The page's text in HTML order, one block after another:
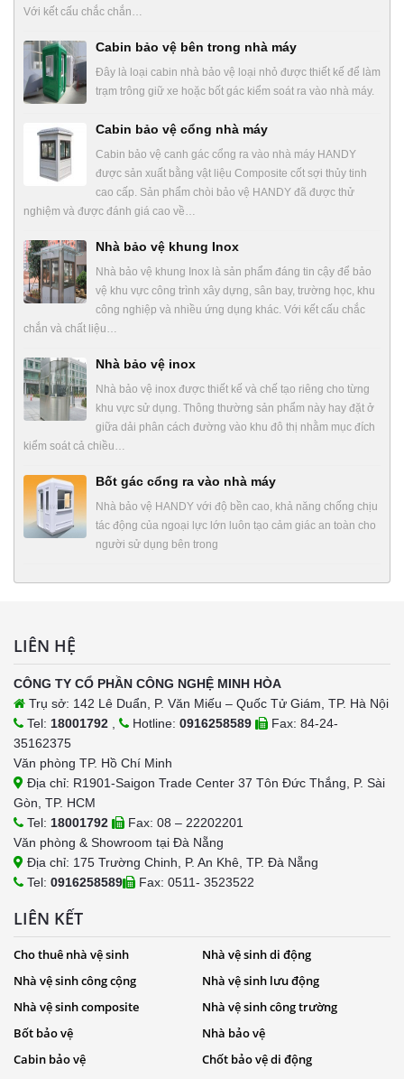
Với kết cấu chắc chắn…
Cabin bảo vệ bên trong nhà máy
Đây là loại cabin nhà bảo vệ loại nhỏ được thiết kế để làm
trạm trông giữ xe hoặc bốt gác kiểm soát ra vào nhà máy.
Cabin bảo vệ cổng nhà máy
Cabin bảo vệ canh gác cổng ra vào nhà máy HANDY
được sản xuất bằng vật liệu Composite cốt sợi thủy tinh
cao cấp. Sản phẩm chòi bảo vệ HANDY đã được thử
nghiệm và được đánh giá cao về…
Nhà bảo vệ khung Inox
Nhà bảo vệ khung Inox là sản phẩm đáng tin cậy để bảo
vệ khu vực công trình xây dựng, sân bay, trường học, khu
công nghiệp và nhiều ứng dụng khác. Với kết cấu chắc
chắn và chất liệu…
Nhà bảo vệ inox
Nhà bảo vệ inox được thiết kế và chế tạo riêng cho từng
khu vực sử dụng. Thông thường sản phẩm này hay đặt ở
giữa dải phân cách đường vào khu đô thị nhằm mục đích
kiểm soát cả chiều…
Bốt gác cổng ra vào nhà máy
Nhà bảo vệ HANDY với độ bền cao, khả năng chống chịu
tác động của ngoại lực lớn luôn tạo cảm giác an toàn cho
người sử dụng bên trong
LIÊN HỆ
CÔNG TY CỔ PHẦN CÔNG NGHỆ MINH HÒA
Trụ sở: 142 Lê Duẩn, P. Văn Miếu – Quốc Tử Giám, TP. Hà Nội
Tel: 18001792 Hotline: 0916258589
Fax: 84-24-
35162375
Văn phòng TP. Hồ Chí Minh
Địa chỉ: R1901-Saigon Trade Center 37 Tôn Đức Thắng, P. Sài
Gòn, TP. HCM
Tel: 18001792
Fax: 08 – 22202201
Văn phòng & Showroom tại Đà Nẵng
Địa chỉ: 175 Trường Chinh, P. An Khê, TP. Đà Nẵng
Tel: 0916258589 Fax: 0511- 3523522
LIÊN KẾT
Cho thuê nhà vệ sinh
Nhà vệ sinh di động
Nhà vệ sinh công cộng
Nhà vệ sinh lưu động
Nhà vệ sinh composite
Nhà vệ sinh công trường
Bốt bảo vệ
Nhà bảo vệ
Cabin bảo vệ
Chốt bảo vệ di động